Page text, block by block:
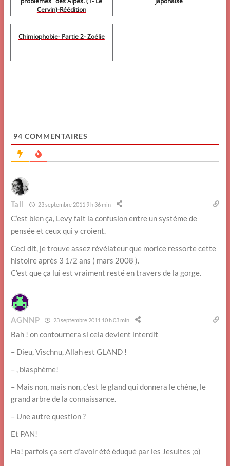
Cervin)-Réédition
Chimiophobie- Partie 2- Zoélie
94 COMMENTAIRES
Tall 23 septembre 2011 9 h 36 min
C’est bien ça, Levy fait la confusion entre un système de
pensée et ceux qui y croient.
Ceci dit, je trouve assez révélateur que morice ressorte cette
histoire après 3 1/2 ans ( mars 2008 ).
C’est que ça lui est vraiment resté en travers de la gorge.
AGNNP 23 septembre 2011 10 h 03 min
Bah ! on contournera si cela devient interdit
– Dieu, Vischnu, Allah est GLAND !
– , blasphème!
– Mais non, mais non, c’est le gland qui donnera le chène, le
grand arbre de la connaissance.
– Une autre question ?
Et PAN!
Ha! parfois ça sert d’avoir été éduqué par les Jesuites ;o)